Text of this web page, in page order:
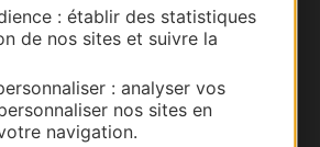
: établir des statistiques
de nos sites et suivre la
: analyser vos
nos sites en
navigation.